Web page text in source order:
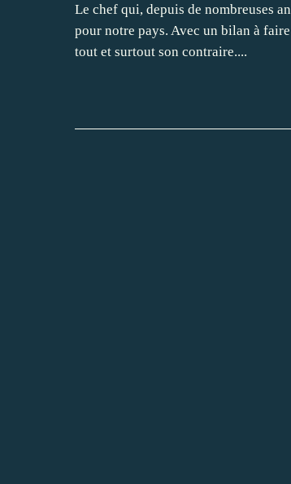
Le chef qui, depuis de nombreuses
pour notre pays. Avec un bilan à
tout et surtout son contraire....